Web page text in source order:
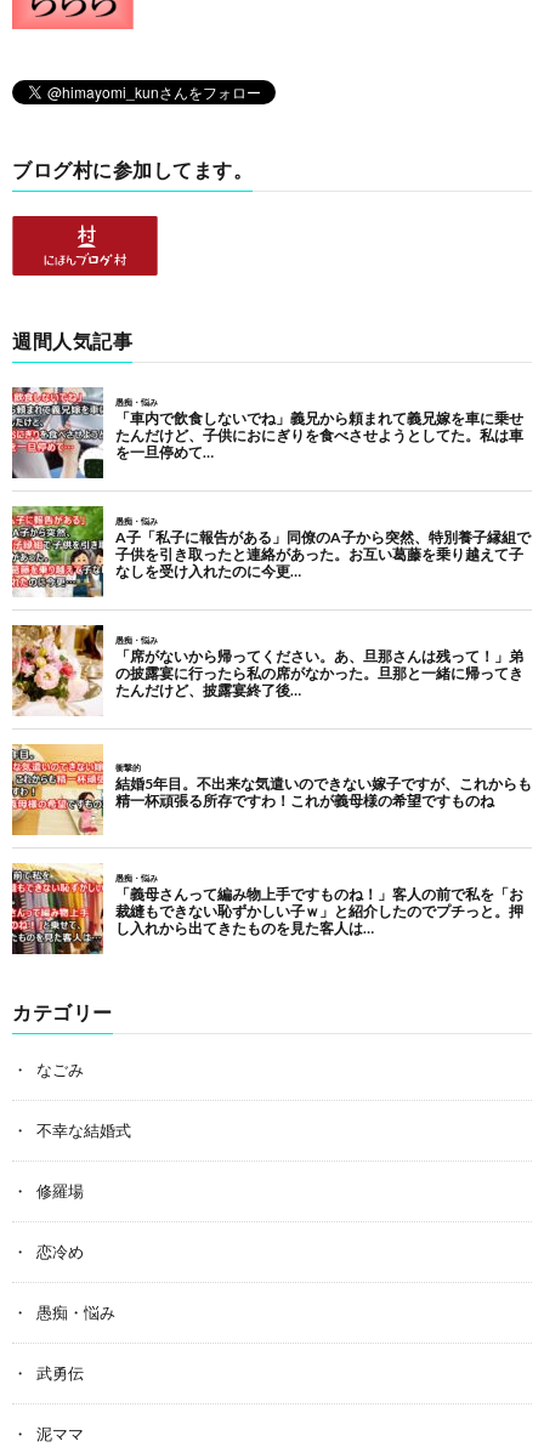
ブログ村に参加してます。
週間人気記事
カテゴリー
なごみ
不幸な結婚式
修羅場
恋冷め
愚痴・悩み
武勇伝
泥ママ